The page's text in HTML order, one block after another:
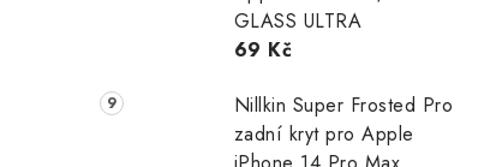
GLASS ULTRA
69 Kč
Nillkin Super Frosted Pro
zadní kryt pro Apple